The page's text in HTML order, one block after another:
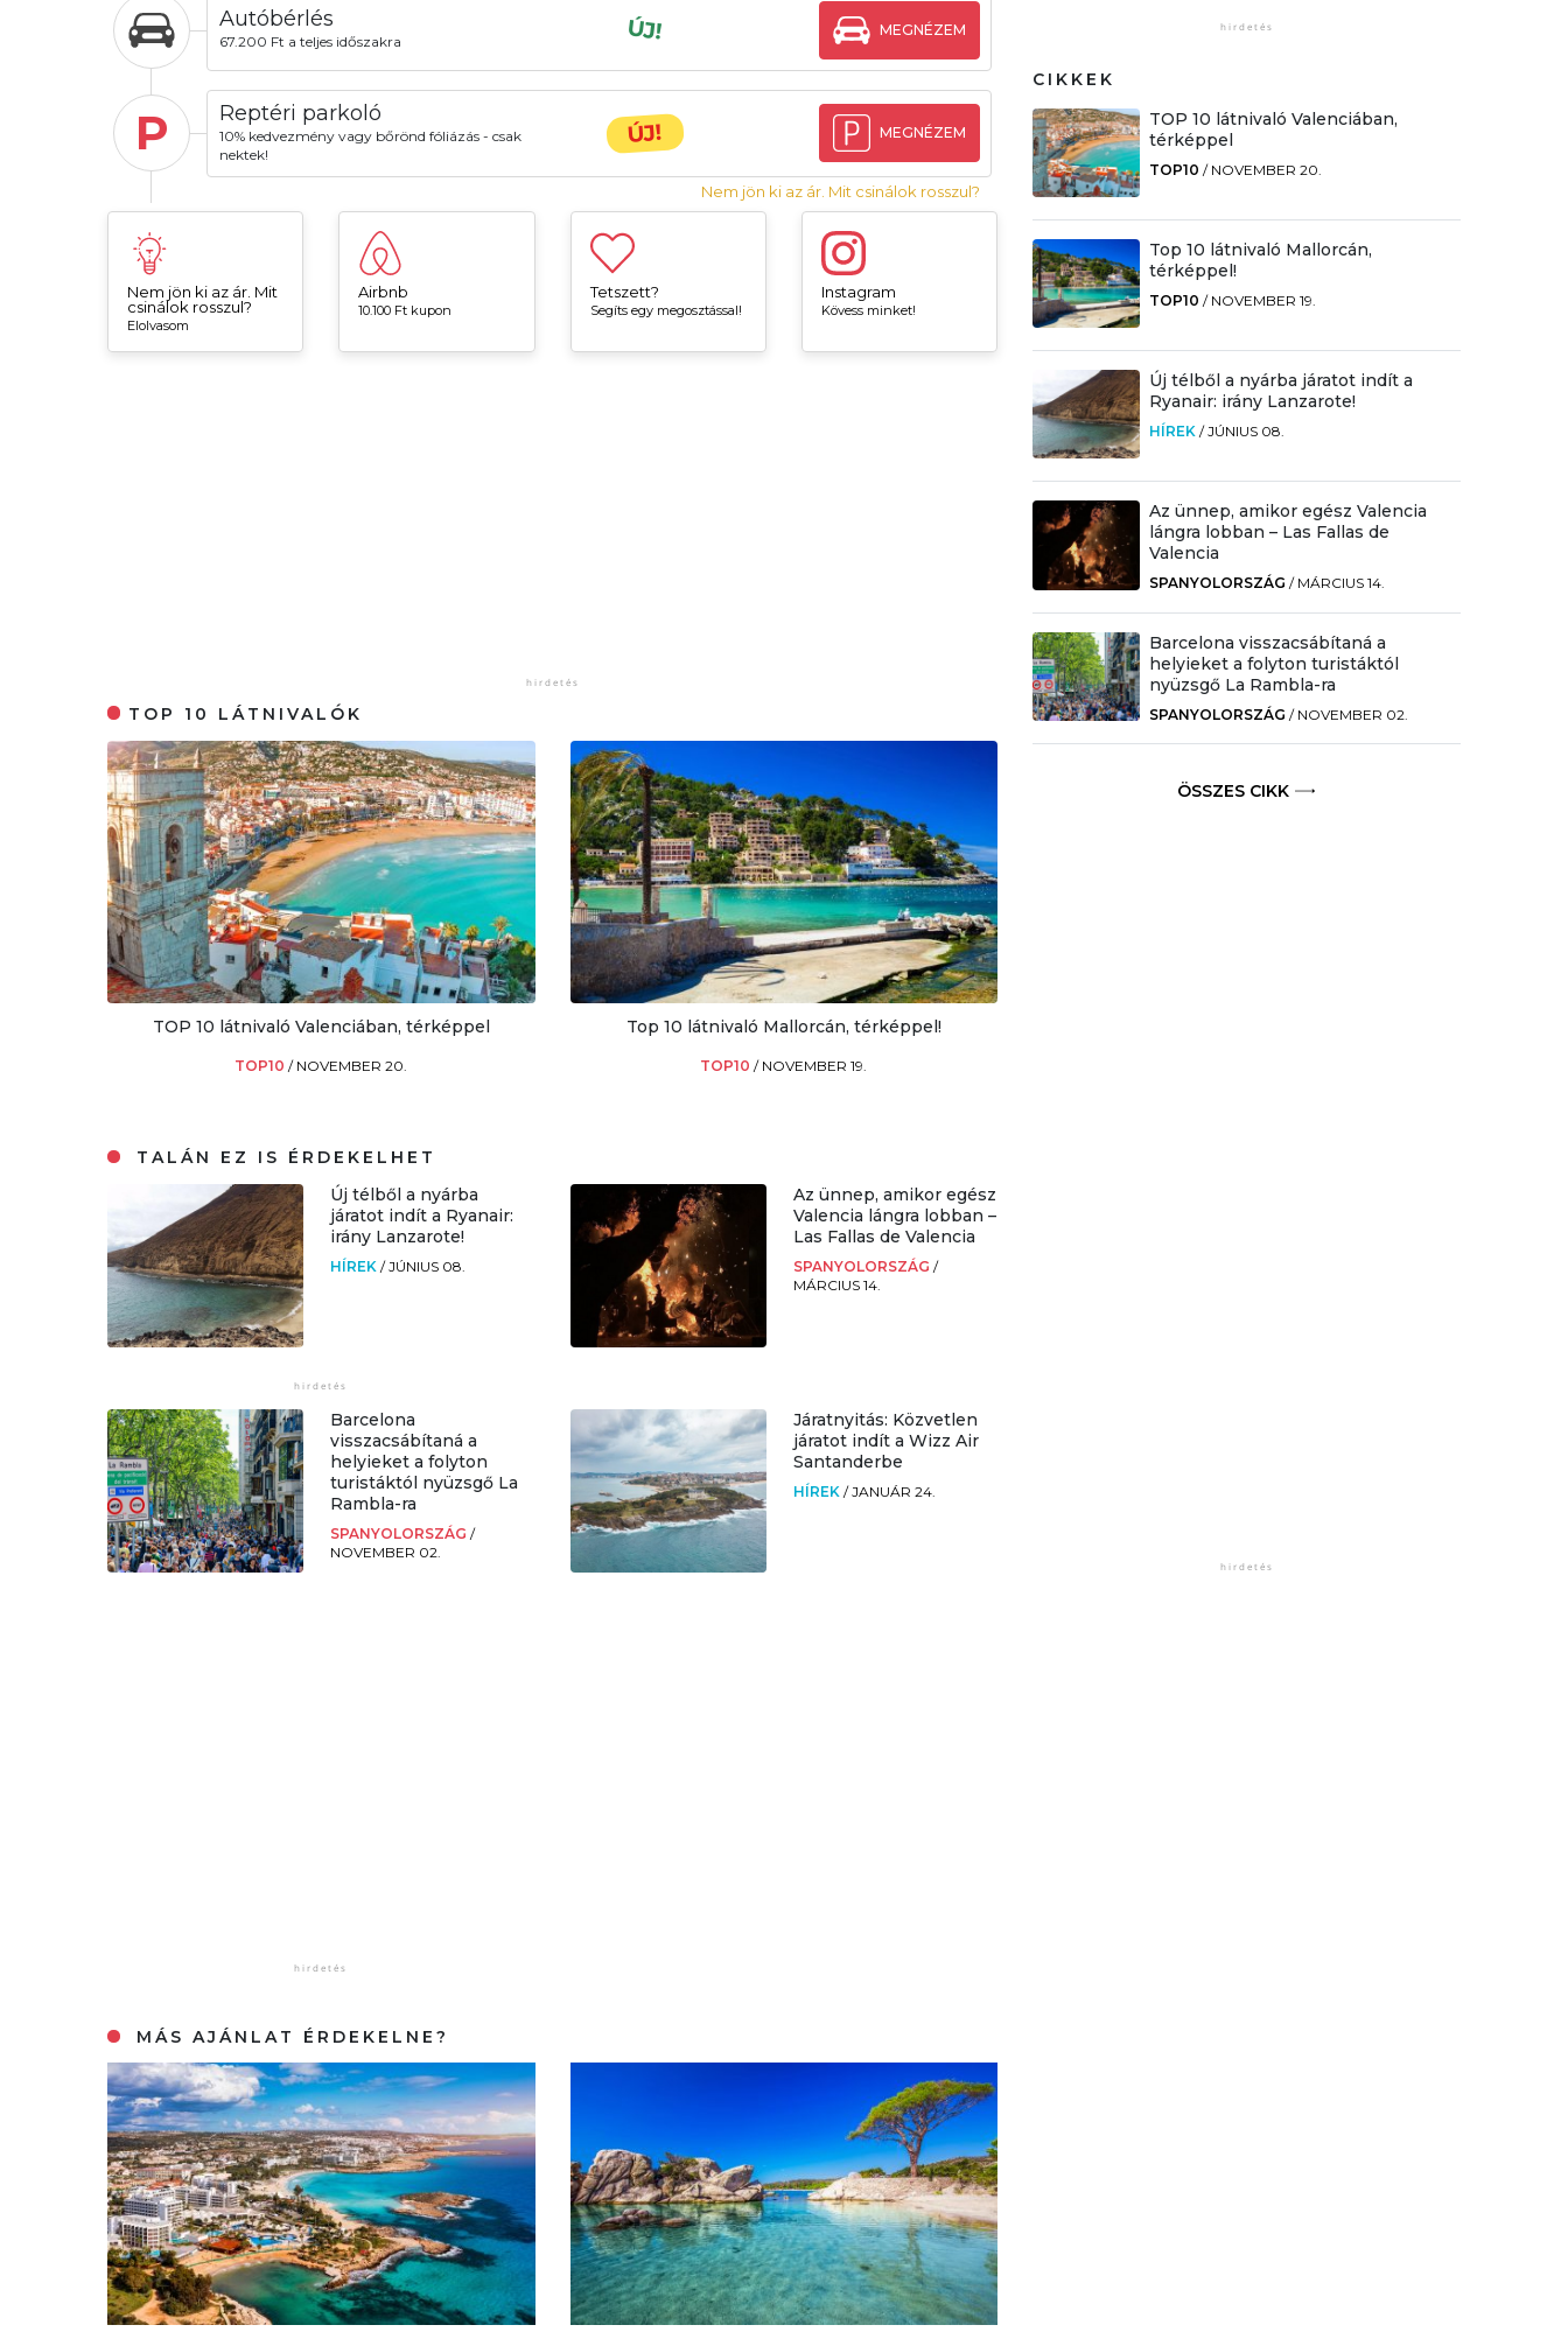
Autóbérlés
67.200 Ft a teljes időszakra ÚJ! MEGNÉZEM
P Reptéri parkoló
10% kedvezmény vagy bőrönd fóliázás - csak
nektek!
ÚJ! MEGNÉZEM
Nem jön ki az ár. Mit csinálok rosszul?
Nem jön ki az ár. Mit
csinálok rosszul?
Elolvasom
Airbnb
10.100 Ft kupon
Tetszett?
Segíts egy megosztással!
Instagram
Kövess minket!
TOP 10 LÁTNIVALÓK
TOP 10 látnivaló Valenciában, térképpel
TOP10/ NOVEMBER 20.
Top 10 látnivaló Mallorcán, térképpel!
TOP10/ NOVEMBER 19.
TALÁN EZ IS ÉRDEKELHET
Új télből a nyárba
járatot indít a Ryanair:
irány Lanzarote!
HÍREK/JÚNIUS 08.
Az ünnep, amikor egész
Valencia lángra lobban –
Las Fallas de Valencia
SPANYOLORSZÁG /
MÁRCIUS 14.
Barcelona
visszacsábítaná a
helyieket a folyton
turistáktól nyüzsgő La
Rambla-ra
SPANYOLORSZÁG/
NOVEMBER 02.
Járatnyitás: Közvetlen
járatot indít a Wizz Air
Santanderbe
HÍREK /JANUÁR 24.
MÁS AJÁNLAT ÉRDEKELNE?
CIKKEK
TOP 10 látnivaló Valenciában,
térképpel
TOP10 / NOVEMBER 20.
Top 10 látnivaló Mallorcán,
térképpel!
TOP10 / NOVEMBER 19.
Új télből a nyárba járatot indít a
Ryanair: irány Lanzarote!
HÍREK /JÚNIUS 08.
Az ünnep, amikor egész Valencia
lángra lobban – Las Fallas de
Valencia
SPANYOLORSZÁG / MÁRCIUS 14.
Barcelona visszacsábítaná a
helyieket a folyton turistáktól
nyüzsgő La Rambla-ra
SPANYOLORSZÁG / NOVEMBER 02.
ÖSSZES CIKK